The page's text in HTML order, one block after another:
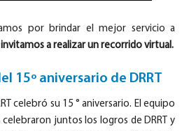
por brindar el mejor servicio a
invitamos a realizar un recorrido virtual.
15º aniversario de DRRT
celebró su 15 ° aniversario. El equipo
celebraron juntos los logros de DRRT y